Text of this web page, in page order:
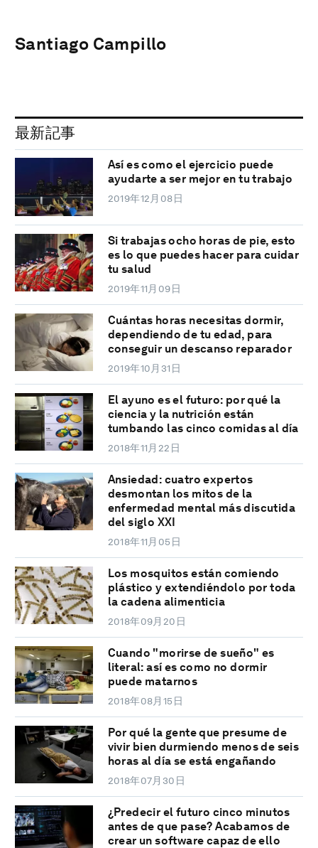
Santiago Campillo
最新記事
Así es como el ejercicio puede
ayudarte a ser mejor en tu trabajo
2019年12月08日
Si trabajas ocho horas de pie, esto
es lo que puedes hacer para cuidar
tu salud
2019年11月09日
Cuántas horas necesitas dormir,
dependiendo de tu edad, para
conseguir un descanso reparador
2019年10月31日
El ayuno es el futuro: por qué la
ciencia y la nutrición están
tumbando las cinco comidas al día
2018年11月22日
Ansiedad: cuatro expertos
desmontan los mitos de la
enfermedad mental más discutida
del siglo XXI
2018年11月05日
Los mosquitos están comiendo
plástico y extendiéndolo por toda
la cadena alimenticia
2018年09月20日
Cuando "morirse de sueño" es
literal: así es como no dormir
puede matarnos
2018年08月15日
Por qué la gente que presume de
vivir bien durmiendo menos de seis
horas al día se está engañando
2018年07月30日
¿Predecir el futuro cinco minutos
antes de que pase? Acabamos de
crear un software capaz de ello